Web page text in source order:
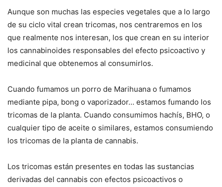
Aunque son muchas las especies vegetales que a lo largo
de su ciclo vital crean tricomas, nos centraremos en los
que realmente nos interesan, los que crean en su interior
los cannabinoides responsables del efecto psicoactivo y
medicinal que obtenemos al consumirlos.
Cuando fumamos un porro de Marihuana o fumamos
mediante pipa, bong o vaporizador… estamos fumando los
tricomas de la planta. Cuando consumimos hachís, BHO, o
cualquier tipo de aceite o similares, estamos consumiendo
los tricomas de la planta de cannabis.
Los tricomas están presentes en todas las sustancias
derivadas del cannabis con efectos psicoactivos o